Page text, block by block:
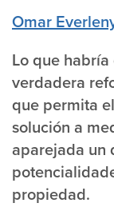
Omar
Lo que
verdadera
que permita
solución a
aparejada un
propiedad.